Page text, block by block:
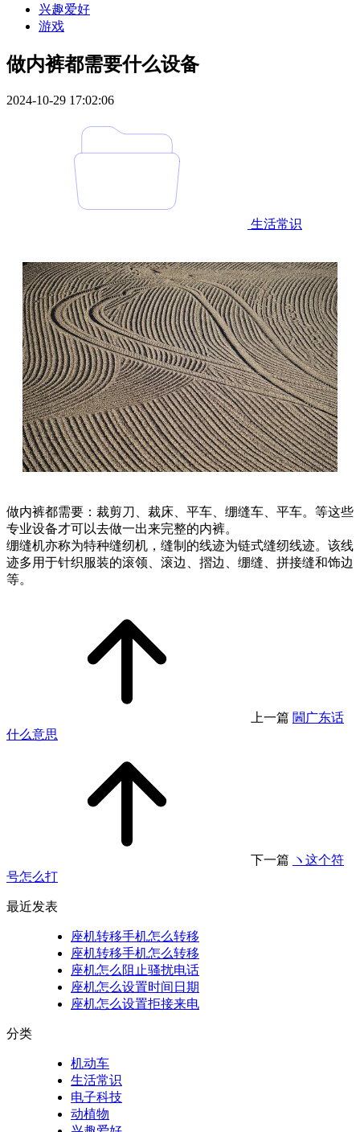
兴趣爱好
游戏
做内裤都需要什么设备
2024-10-29 17:02:06
生活常识
做内裤都需要：裁剪刀、裁床、平车、绷缝车、平车。等这些
专业设备才可以去做一出来完整的内裤。
绷缝机亦称为特种缝纫机，缝制的线迹为链式缝纫线迹。该线
迹多用于针织服装的滚领、滚边、摺边、绷缝、拼接缝和饰边
等。
上一篇 閪广东话
什么意思
下一篇 ヽ这个符
号怎么打
最近发表
座机转移手机怎么转移
座机转移手机怎么转移
座机怎么阻止骚扰电话
座机怎么设置时间日期
座机怎么设置拒接来电
分类
机动车
生活常识
电子科技
动植物